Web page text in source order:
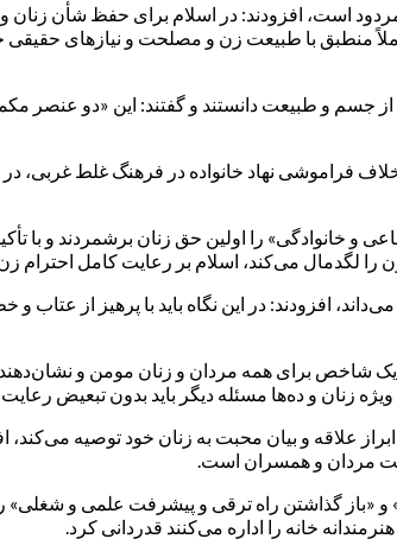
مردود است، افزودند: در اسلام برای حفظ شأن
منطبق با طبیعت زن و مصلحت و نیازهای
جسم و طبیعت دانستند و گفتند: این «دو عنصر
فراموشی نهاد خانواده در فرهنگ غلط
را اولین حق زنان برشمردند و با
می‌کند، اسلام بر رعایت کامل احترام زن
افزودند: در این نگاه باید با پرهیز از
شاخص برای همه مردان و زنان مومن و
زنان و ده‌ها مسئله دیگر باید بدون تبعیض
علاقه و بیان محبت به زنان خود توصیه
مردان و همسران است.
گذاشتن راه ترقی و پیشرفت علمی و شغلی» را
خانه را اداره می‌کنند قدردانی کرد.